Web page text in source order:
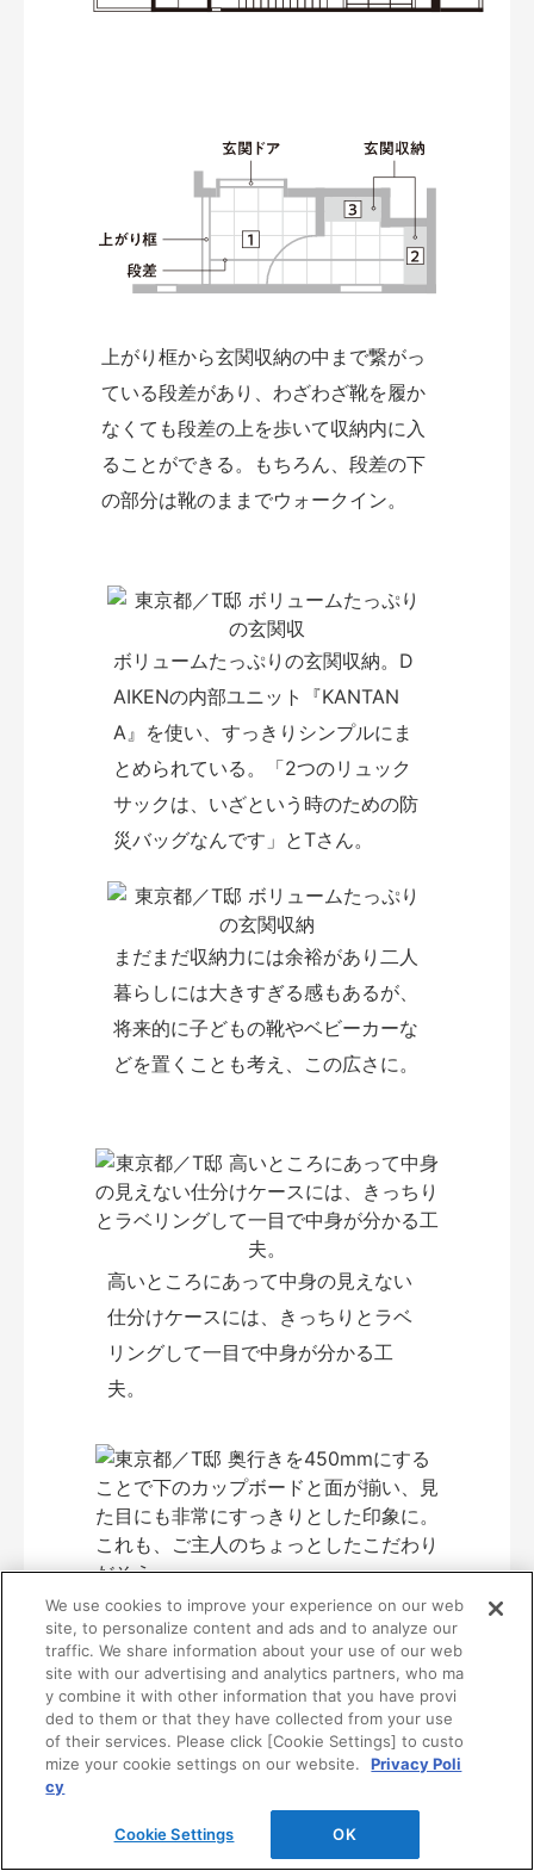
上がり框から玄関収納の中まで繋がっ
ている段差があり、わざわざ靴を履か
なくても段差の上を歩いて収納内に入
ることができる。もちろん、段差の下
の部分は靴のままでウォークイン。
ボリュームたっぷりの玄関収納。D
AIKENの内部ユニット『KANTAN
A』を使い、すっきりシンプルにま
とめられている。「2つのリュック
サックは、いざという時のための防
災バッグなんです」とTさん。
まだまだ収納力には余裕があり二人
暮らしには大きすぎる感もあるが、
将来的に子どもの靴やベビーカーな
どを置くことも考え、この広さに。
高いところにあって中身の見えない
仕分けケースには、きっちりとラベ
リングして一目で中身が分かる工
夫。
奥行きを450mmにすることで下のカ
ップボードと面が揃い、見た目にも
非常にすっきりとした印象に。
これも、ご主人のちょっとしたこだ
わりだそう。
2020年4月に完成したばかりのTさん宅。実はこ
We use cookies to improve your experience on our web
site, to personalize content and ads and to analyze our
traffic. We share information about your use of our web
site with our advertising and analytics partners, who ma
y combine it with other information that you have provi
ded to them or that they have collected from your use
of their services. Please click [Cookie Settings] to custo
mize your cookie settings on our website.
Privacy Poli
cy
Cookie Settings OK